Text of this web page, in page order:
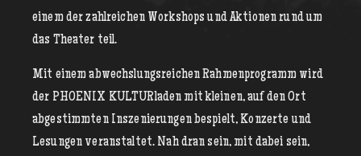
einem der zahlreichen Workshops und Aktionen rund um
das Theater teil.
Mit einem abwechslungsreichen Rahmenprogramm wird
der PHOENIX KULTURladen mit kleinen, auf den Ort
abgestimmten Inszenierungen bespielt, Konzerte und
Lesungen veranstaltet. Nah dran sein, mit dabei sein,